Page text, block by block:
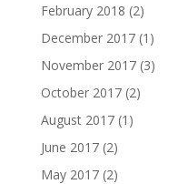
February 2018 (2)
December 2017(1)
November 2017(3)
October 2017(2)
August 2017(1)
June 2017(2)
May 2017(2)